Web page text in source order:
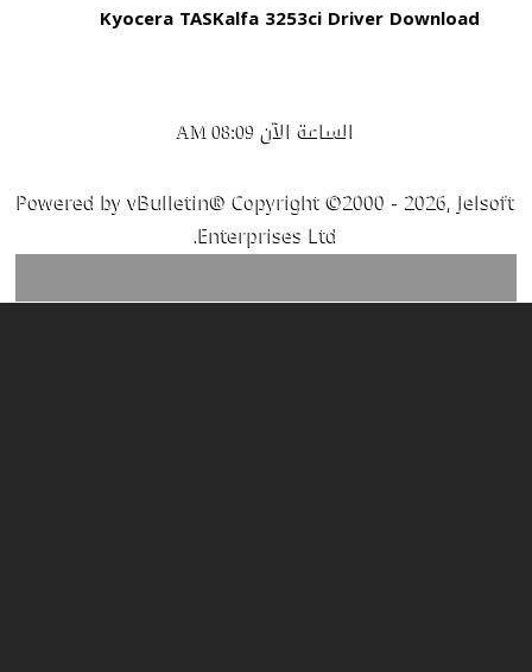
Kyocera TASKalfa 3253ci Driver Download
الساعة الآن 08:09 AM
Powered by vBulletin® Copyright ©2000 - 2026, Jelsoft
Enterprises Ltd.